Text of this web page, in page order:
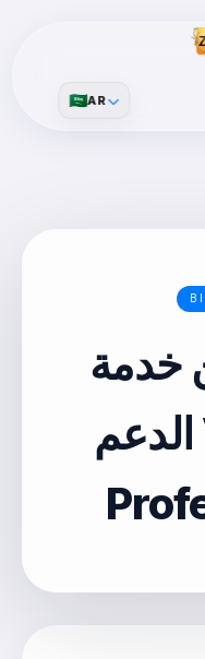
🇸🇦AR
خدمة
الدعم VIP وحزمة